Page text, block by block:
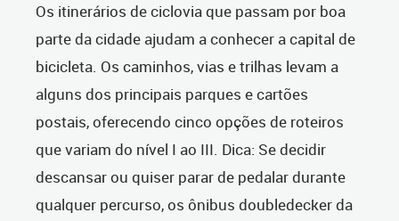
Os itinerários de ciclovia que passam por boa
parte da cidade ajudam a conhecer a capital de
bicicleta. Os caminhos, vias e trilhas levam a
alguns dos principais parques e cartões
postais, oferecendo cinco opções de roteiros
que variam do nível I ao III. Dica: Se decidir
descansar ou quiser parar de pedalar durante
qualquer percurso, os ônibus doubledecker da